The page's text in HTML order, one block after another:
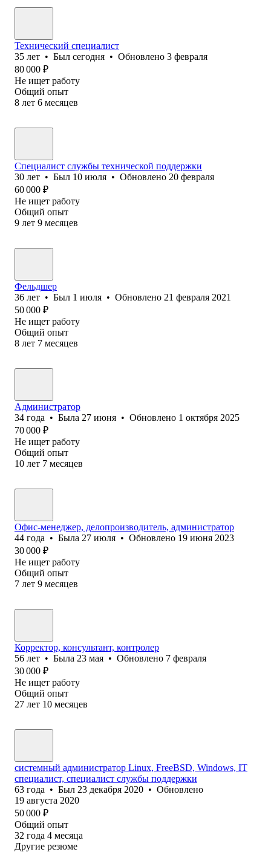
Технический специалист
35 лет • Был сегодня • Обновлено 3 февраля
80 000 ₽
Не ищет работу
Общий опыт
8 лет 6 месяцев
Специалист службы технической поддержки
30 лет • Был 10 июля • Обновлено 20 февраля
60 000 ₽
Не ищет работу
Общий опыт
9 лет 9 месяцев
Фельдшер
36 лет • Был 1 июля • Обновлено 21 февраля 2021
50 000 ₽
Не ищет работу
Общий опыт
8 лет 7 месяцев
Администратор
34 года • Была 27 июня • Обновлено 1 октября 2025
70 000 ₽
Не ищет работу
Общий опыт
10 лет 7 месяцев
Офис-менеджер, делопроизводитель, администратор
44 года • Была 27 июля • Обновлено 19 июня 2023
30 000 ₽
Не ищет работу
Общий опыт
7 лет 9 месяцев
Корректор, консультант, контролер
56 лет • Была 23 мая • Обновлено 7 февраля
30 000 ₽
Не ищет работу
Общий опыт
27 лет 10 месяцев
системный администратор Linux, FreeBSD, Windows, IT
специалист, специалист службы поддержки
63 года • Был 23 декабря 2020 • Обновлено
19 августа 2020
50 000 ₽
Общий опыт
32 года 4 месяца
Другие резюме